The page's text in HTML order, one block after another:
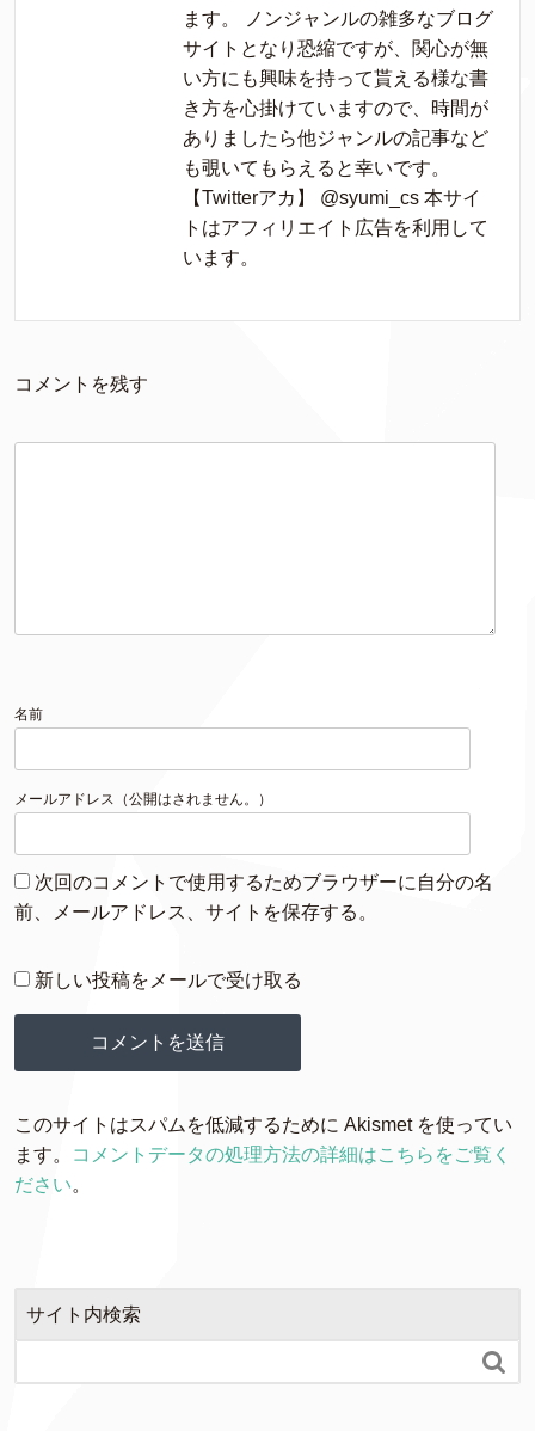
ます。 ノンジャンルの雑多なブログ
サイトとなり恐縮ですが、関心が無
い方にも興味を持って貰える様な書
き方を心掛けていますので、時間が
ありましたら他ジャンルの記事など
も覗いてもらえると幸いです。
【Twitterアカ】 @syumi_cs 本サイ
トはアフィリエイト広告を利用して
います。
コメントを残す
名前
メールアドレス（公開はされません。）
次回のコメントで使用するためブラウザーに自分の名
前、メールアドレス、サイトを保存する。
新しい投稿をメールで受け取る
このサイトはスパムを低減するために Akismet を使ってい
ます。
コメントデータの処理方法の詳細はこちらをご覧く
ださい。
サイト内検索
